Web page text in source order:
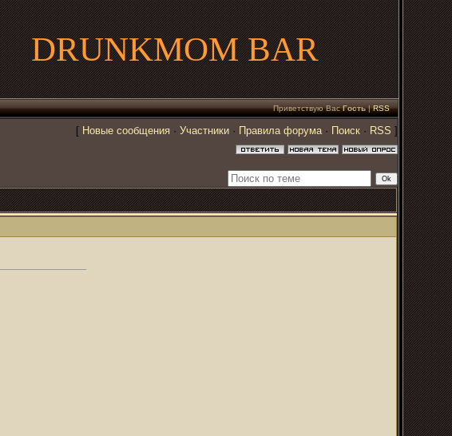
DRUNKMOM BAR
Приветствую Вас Гость|RSS
[ Новые сообщения · Участники · Правила форума· Поиск · RSS ]